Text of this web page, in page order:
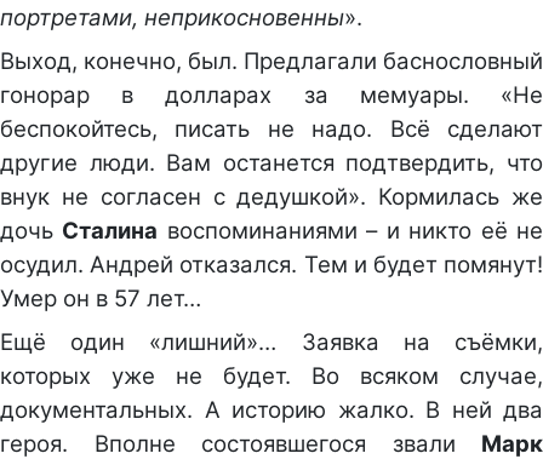
портретами, неприкосновенны».
Выход, конечно, был. Предлагали баснословный
гонорар в долларах за мемуары. «Не
беспокойтесь, писать не надо. Всё сделают
другие люди. Вам останется подтвердить, что
внук не согласен с дедушкой». Кормилась же
дочь Сталина воспоминаниями – и никто её не
осудил. Андрей отказался. Тем и будет помянут!
Умер он в 57 лет…
Ещё один «лишний»… Заявка на съёмки,
которых уже не будет. Во всяком случае,
документальных. А историю жалко. В ней два
героя. Вполне состоявшегося звали Марк